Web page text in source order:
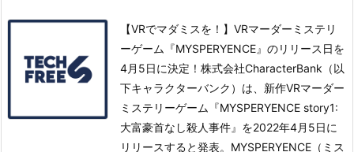
【VRでマダミスを！】VRマーダーミステリ
ーゲーム『MYSPERYENCE』のリリース日を
4月5日に決定！株式会社CharacterBank（以
下キャラクターバンク）は、新作VRマーダー
ミステリーゲーム『MYSPERYENCE story1:
大富豪首なし殺人事件』を2022年4月5日に
リリースすると発表。 MYSPERYENCE（ミス